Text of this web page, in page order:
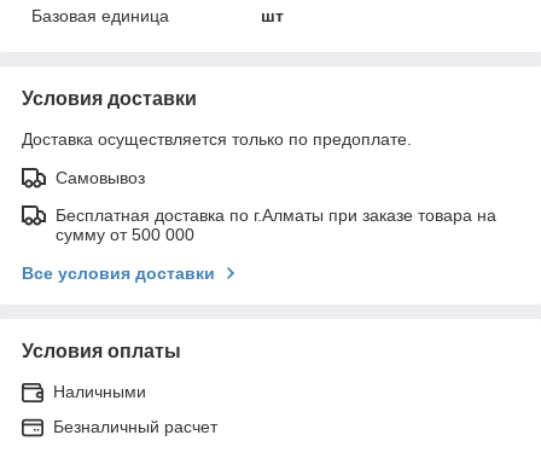
Базовая единица
шт
Условия доставки
Доставка осуществляется только по предоплате.
Самовывоз
Бесплатная доставка по г.Алматы при заказе товара на
сумму от 500 000
Все условия доставки
Условия оплаты
Наличными
Безналичный расчет